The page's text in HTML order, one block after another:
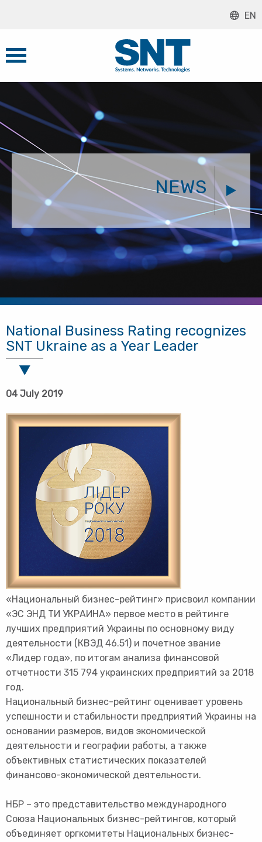
EN
NEWS
National Business Rating recognizes
SNT Ukraine as a Year Leader
04 July 2019
«Национальный бизнес-рейтинг» присвоил компании
«ЭС ЭНД ТИ УКРАИНА» первое место в рейтинге
лучших предприятий Украины по основному виду
деятельности (КВЭД 46.51) и почетное звание
«Лидер года», по итогам анализа финансовой
отчетности 315 794 украинских предприятий за 2018
год.
Национальный бизнес-рейтинг оценивает уровень
успешности и стабильности предприятий Украины на
основании размеров, видов экономической
деятельности и географии работы, а также
объективных статистических показателей
финансово-экономической деятельности.
НБР – это представительство международного
Союза Национальных бизнес-рейтингов, который
объединяет оргкомитеты Национальных бизнес-